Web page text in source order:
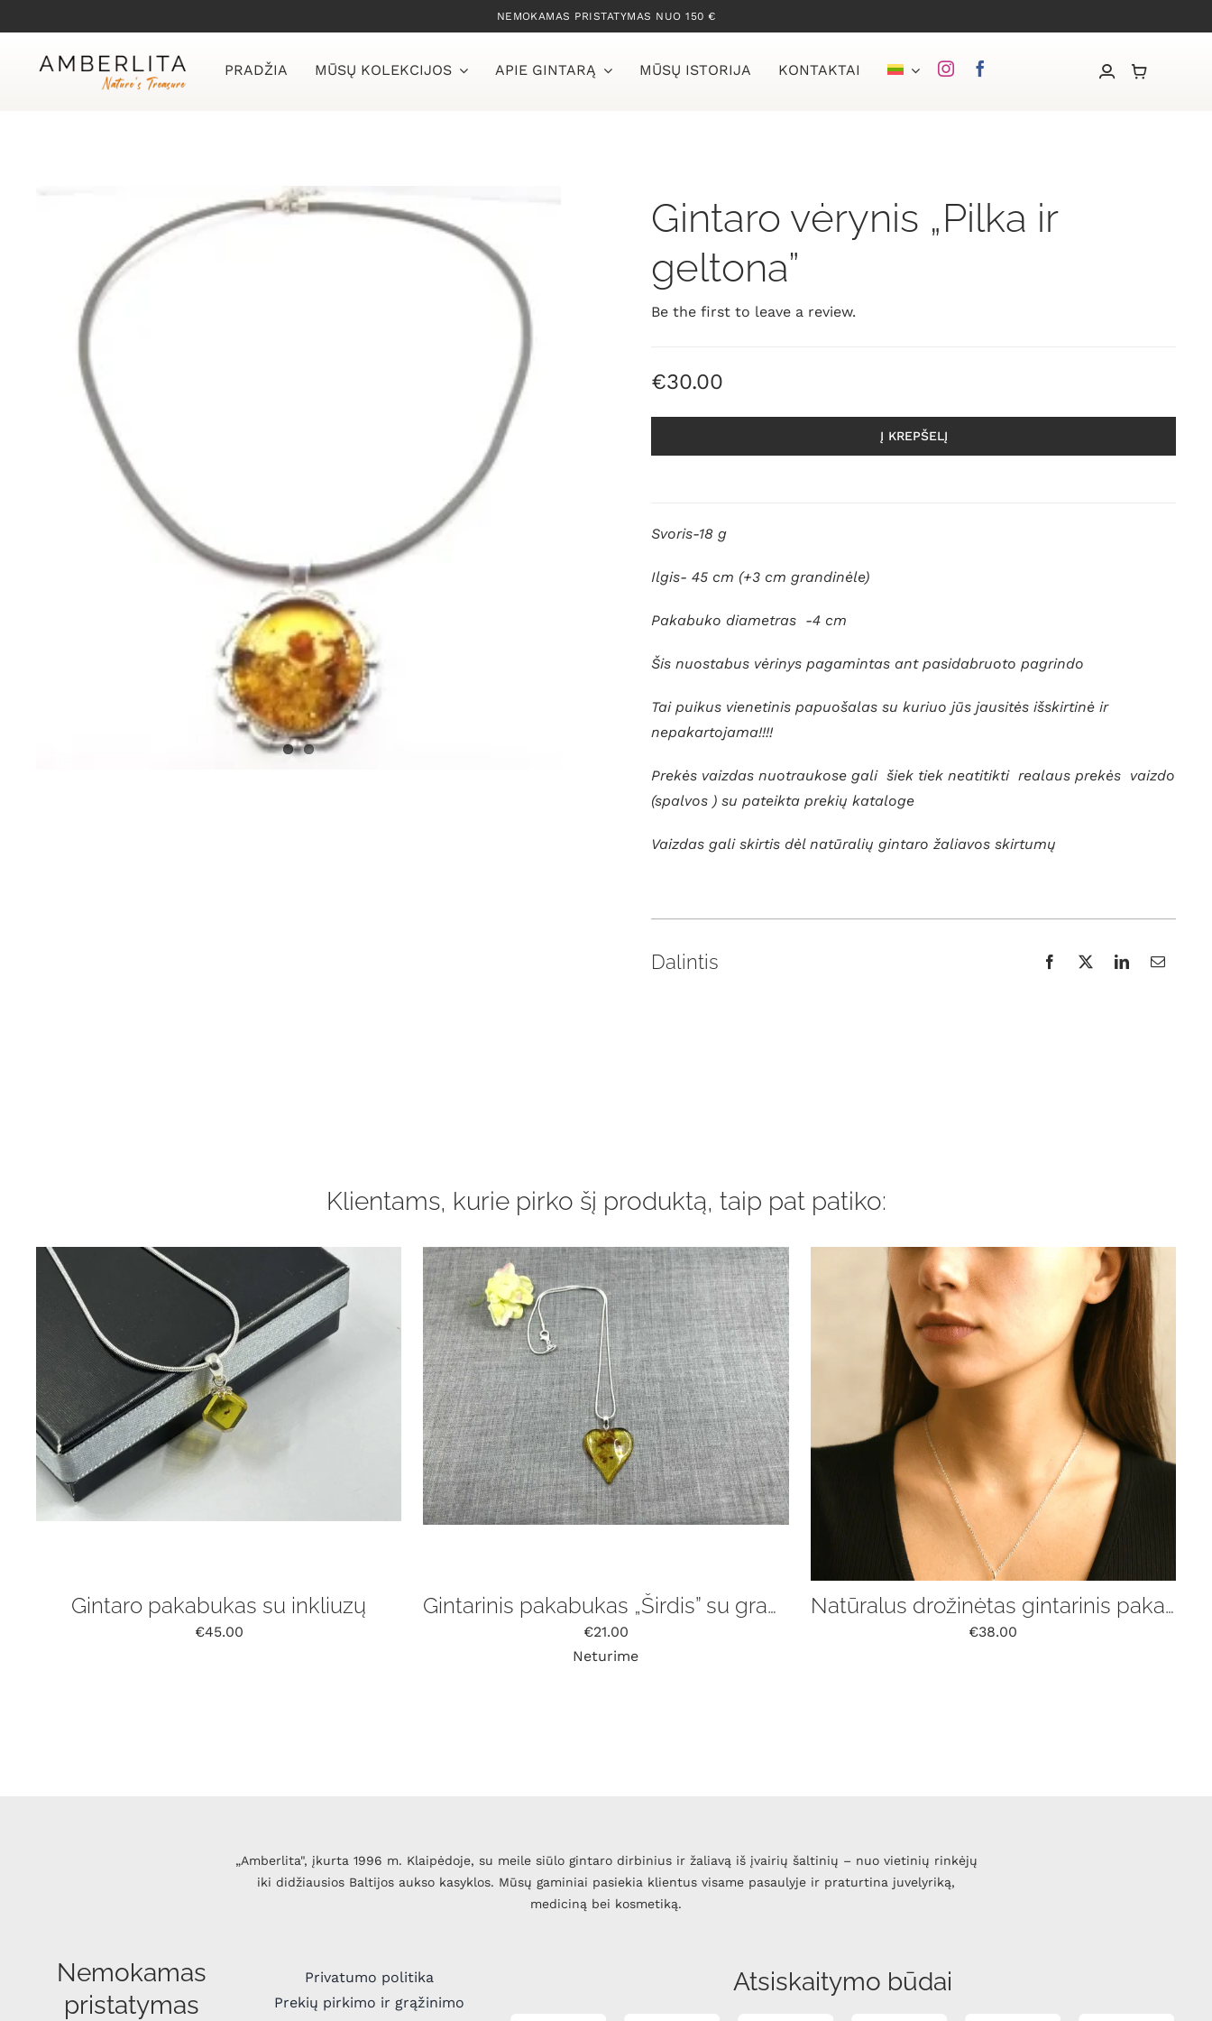
to
content
NEMOKAMAS PRISTATYMAS NUO 150 €
PRADŽIA MŪSŲ KOLEKCIJOS APIE GINTARĄ MŪSŲ ISTORIJA KONTAKTAI
Gintaro vėrynis „Pilka ir
geltona”
Be the first to leave a review.
€30.00
Į KREPŠELĮ
Svoris-18 g
Ilgis- 45 cm (+3 cm grandinėle)
Pakabuko diametras -4 cm
Šis nuostabus vėrinys pagamintas ant pasidabruoto pagrindo
Tai puikus vienetinis papuošalas su kuriuo jūs jausitės išskirtinė ir
nepakartojama!!!!
Prekės vaizdas nuotraukose gali šiek tiek neatitikti realaus prekės vaizdo
(spalvos ) su pateikta prekių kataloge
Vaizdas gali skirtis dėl natūralių gintaro žaliavos skirtumų
Dalintis
Klientams, kurie pirko šį produktą, taip pat patiko:
Gintaro pakabukas su inkliuzų
€45.00
Gintarinis pakabukas „Širdis” su grandinėle
€21.00
Neturime
Natūralus drožinėtas gintarinis pakabukas „Liepsna” su grandinėle
€38.00
„Amberlita", įkurta 1996 m. Klaipėdoje, su meile siūlo gintaro dirbinius ir žaliavą iš įvairių šaltinių – nuo vietinių rinkėjų
iki didžiausios Baltijos aukso kasyklos. Mūsų gaminiai pasiekia klientus visame pasaulyje ir praturtina juvelyriką,
mediciną bei kosmetiką.
Nemokamas
pristatymas
Privatumo politika
Prekių pirkimo ir grąžinimo
Atsiskaitymo būdai